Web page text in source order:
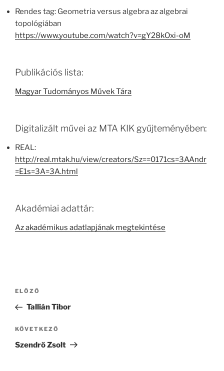
Rendes tag: Geometria versus algebra az algebrai
topológiában
https://www.youtube.com/watch?v=gY28kOxi-oM
Publikációs lista:
Magyar Tudományos Művek Tára
Digitalizált művei az MTA KIK gyűjteményében:
REAL:
http://real.mtak.hu/view/creators/Sz==0171cs=3AAndr
=E1s=3A=3A.html
Akadémiai adattár:
Az akadémikus adatlapjának megtekintése
Bejegyzés
Korábbi
bejegyzés
ELŐZŐ
Tallián Tibor
Következő
bejegyzés
KÖVETKEZŐ
Szendrő Zsolt